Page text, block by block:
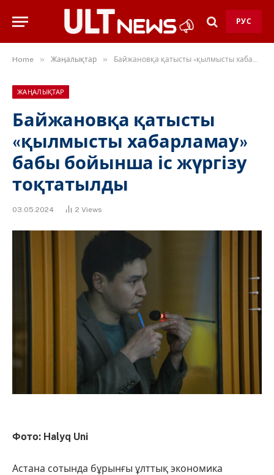
РУС
Home » Жаңалықтар » Байжановқа қатысты «қылмысты хабарламау» бабы бойынша іс жүргізу тоқтатылды
ЖАҢАЛЫҚТАР
Байжановқа қатысты
«қылмысты хабарламау»
бабы бойынша іс жүргізу
тоқтатылды
03.05.2024 2 Views
Фото: Halyq Uni
Астана сотында бұрынғы ұлттық экономика